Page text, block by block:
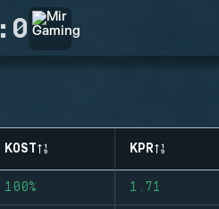
: 0
KOST KPR
100% 1.71